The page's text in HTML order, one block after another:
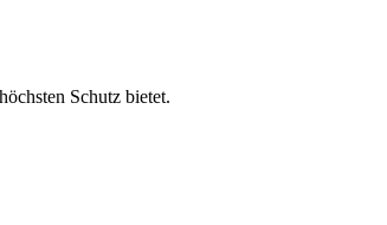
Schutz bietet.